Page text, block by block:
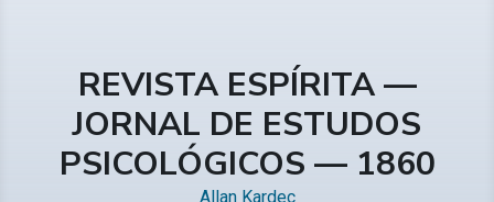
REVISTA ESPÍRITA —
JORNAL DE ESTUDOS
PSICOLÓGICOS — 1860
Allan Kardec